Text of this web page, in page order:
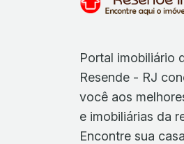
Portal imobiliário
Resende - RJ
você aos
e imobiliárias da
Encontre sua